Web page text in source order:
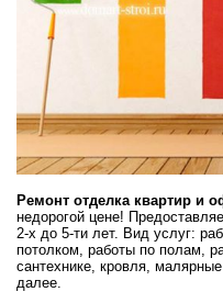
Ремонт отделка квартир и
недорогой цене!
2-х до 5-ти лет. Вид услуг:
потолком, работы по полам,
сантехнике, кровля,
далее.